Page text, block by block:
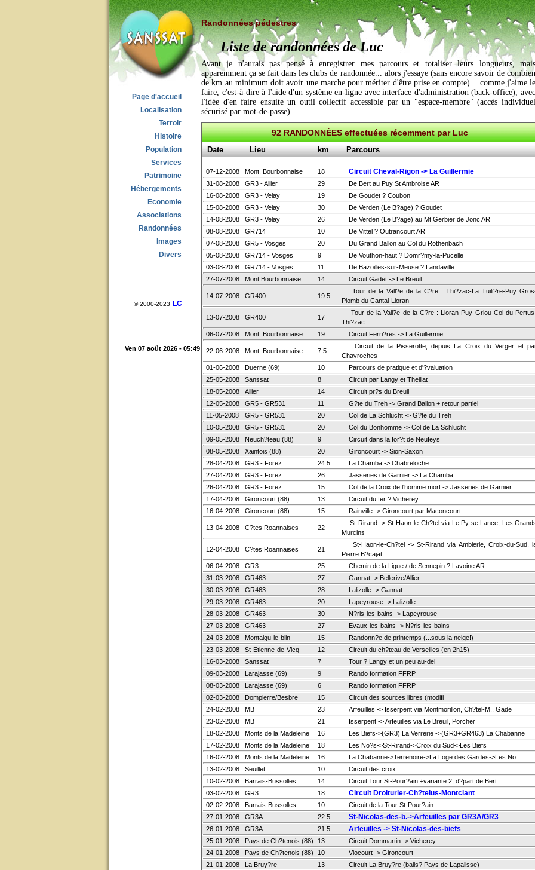
Page d'accueil
Localisation
Terroir
Histoire
Population
Services
Patrimoine
Hébergements
Economie
Associations
Randonnées
Images
Divers
© 2000-2023 LC
Ven 07 août 2026 - 05:49
Randonnées pédestres
Liste de randonnées de Luc
Avant je n'aurais pas pensé à enregistrer mes parcours et totaliser leurs longueurs, mais
apparemment ça se fait dans les clubs de randonnée... alors j'essaye (sans encore savoir de combien
de km au minimum doit avoir une marche pour mériter d'être prise en compte)... comme j'aime le
faire, c'est-à-dire à l'aide d'un système en-ligne avec interface d'administration (back-office), avec
l'idée d'en faire ensuite un outil collectif accessible par un "espace-membre" (accès individuel
sécurisé par mot-de-passe).
92 RANDONNÉES effectuées récemment par Luc
Date Lieu km Parcours
07-12-2008 Mont. Bourbonnaise 18 Circuit Cheval-Rigon -> La Guillermie
31-08-2008 GR3 - Allier 29
De Bert au Puy St Ambroise AR
16-08-2008
GR3 - Velay 19
De Goudet ? Coubon
15-08-2008
GR3 - Velay 30
De Verden (Le B?age) ? Goudet
14-08-2008
GR3 - Velay 26
De Verden (Le B?age) au Mt Gerbier de Jonc AR
08-08-2008
GR714 10
De Vittel ? Outrancourt AR
07-08-2008
GR5 - Vosges 20
Du Grand Ballon au Col du Rothenbach
05-08-2008
GR714 - Vosges 9
De Vouthon-haut ? Domr?my-la-Pucelle
03-08-2008
GR714 - Vosges 11
De Bazoilles-sur-Meuse ? Landaville
27-07-2008
Mont Bourbonnaise 14 Circuit Gadet -> Le Breuil
14-07-2008 GR400 19.5
Tour de la Vall?e de la C?re : Thi?zac-La Tuili?re-Puy
Plomb du Cantal-Lioran
13-07-2008 GR400 17
Tour de la Vall?e de la C?re : Lioran-Puy Griou-Col du
Thi?zac
06-07-2008
Mont. Bourbonnaise 19 Circuit Ferri?res -> La Guillermie
22-06-2008 Mont. Bourbonnaise 7.5
Circuit de la Pisserotte, depuis La Croix du Verger et
Chavroches
01-06-2008
Duerne (69) 10
Parcours de pratique et d'?valuation
25-05-2008
Sanssat 8
Circuit par Langy et Theillat
18-05-2008
Allier 14
Circuit pr?s du Breuil
12-05-2008
GR5 - GR531 11
G?te du Treh -> Grand Ballon + retour partiel
11-05-2008
GR5 - GR531 20
Col de La Schlucht -> G?te du Treh
10-05-2008
GR5 - GR531 20
Col du Bonhomme -> Col de La Schlucht
09-05-2008
Neuch?teau (88) 9
Circuit dans la for?t de Neufeys
08-05-2008
Xaintois (88) 20
Gironcourt -> Sion-Saxon
28-04-2008
GR3 - Forez 24.5
La Chamba -> Chabreloche
27-04-2008
GR3 - Forez 26
Jasseries de Garnier -> La Chamba
26-04-2008
GR3 - Forez 15
Col de la Croix de l'homme mort -> Jasseries de Garnier
17-04-2008
Gironcourt (88) 13
Circuit du fer ? Vicherey
16-04-2008
Gironcourt (88) 15 Rainville -> Gironcourt par Maconcourt
13-04-2008 C?tes Roannaises 22
St-Rirand -> St-Haon-le-Ch?tel via Le Py se Lance, Les
Murcins
12-04-2008 C?tes Roannaises 21
St-Haon-le-Ch?tel -> St-Rirand via Ambierle, Croix-du-Sud,
Pierre B?cajat
06-04-2008
GR3 25
Chemin de la Ligue / de Sennepin ? Lavoine AR
31-03-2008
GR463 27
Gannat -> Bellerive/Allier
30-03-2008
GR463 28
Lalizolle -> Gannat
29-03-2008
GR463 20
Lapeyrouse -> Lalizolle
28-03-2008
GR463 30
N?ris-les-bains -> Lapeyrouse
27-03-2008
GR463 27
Evaux-les-bains -> N?ris-les-bains
24-03-2008
Montaigu-le-blin 15
Randonn?e de printemps (...sous la neige!)
23-03-2008
St-Etienne-de-Vicq 12
Circuit du ch?teau de Verseilles (en 2h15)
16-03-2008
Sanssat 7
Tour ? Langy et un peu au-del
09-03-2008
Larajasse (69) 9
Rando formation FFRP
08-03-2008
Larajasse (69) 6
Rando formation FFRP
02-03-2008
Dompierre/Besbre 15
Circuit des sources libres (modifi
24-02-2008
MB 23
Arfeuilles -> Isserpent via Montmorillon, Ch?tel-M., Gade
23-02-2008
MB 21
Isserpent -> Arfeuilles via Le Breuil, Porcher
18-02-2008
Monts de la Madeleine 16
Les Biefs->(GR3) La Verrerie ->(GR3+GR463) La Chabanne
17-02-2008
Monts de la Madeleine 18
Les No?s->St-Rirand->Croix du Sud->Les Biefs
16-02-2008
Monts de la Madeleine 16
La Chabanne->Terrenoire->La Loge des Gardes->Les No
13-02-2008
Seuillet 10
Circuit des croix
10-02-2008
Barrais-Bussolles 14
Circuit Tour St-Pour?ain +variante 2, d?part de Bert
03-02-2008
GR3 18 Circuit Droiturier-Ch?telus-Montciant
02-02-2008 Barrais-Bussolles 10
Circuit de la Tour St-Pour?ain
27-01-2008
GR3A 22.5 St-Nicolas-des-b.->Arfeuilles par GR3A/GR3
26-01-2008 GR3A 21.5 Arfeuilles -> St-Nicolas-des-biefs
25-01-2008 Pays de Ch?tenois (88) 13
Circuit Dommartin -> Vicherey
24-01-2008
Pays de Ch?tenois (88) 10
Viocourt -> Gironcourt
21-01-2008
La Bruy?re 13
Circuit La Bruy?re (balis? Pays de Lapalisse)